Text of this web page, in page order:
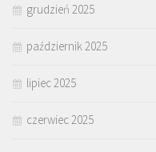
grudzień 2025
październik 2025
lipiec 2025
czerwiec 2025